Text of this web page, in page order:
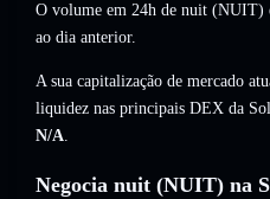
O volume em 24h de nuit (NUIT)
ao dia anterior.
A sua capitalização de mercado
liquidez nas principais DEX da
N/A.
Negocia nuit (NUIT) na